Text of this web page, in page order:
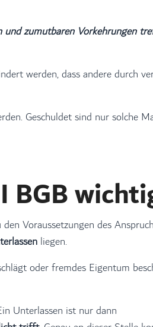
zumutbaren Vorkehrungen
werden, dass andere durch
Geschuldet sind nur solche
BGB
den Voraussetzungen des
liegen.
oder fremdes Eigentum
Unterlassen ist nur dann